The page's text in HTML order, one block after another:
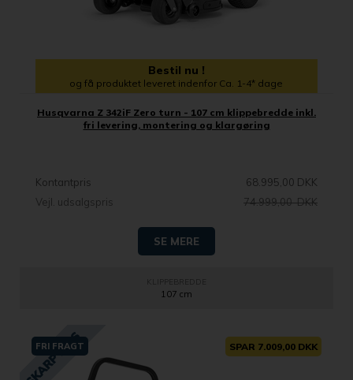
Bestil nu !
og få produktet leveret indenfor Ca. 1-4* dage
Husqvarna Z 342iF Zero turn - 107 cm klippebredde inkl.
fri levering, montering og klargøring
Kontantpris
68.995,00 DKK
Vejl. udsalgspris
74.999,00 DKK
SE MERE
107 cm
FRI FRAGT SPAR 7.009,00 DKK